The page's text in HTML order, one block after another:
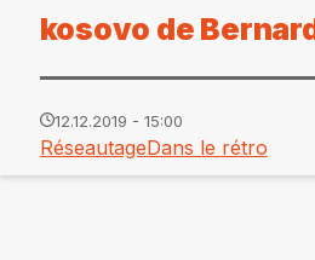
kosovo de
12.12.2019 - 15:00
RéseautageDans le rétro